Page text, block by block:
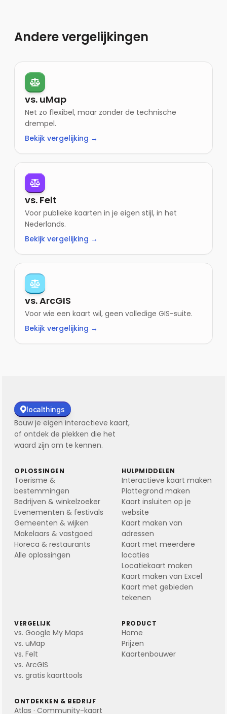
Andere vergelijkingen
vs. uMap
Net zo flexibel, maar zonder de technische
drempel.
Bekijk vergelijking →
vs. Felt
Voor publieke kaarten in je eigen stijl, in het
Nederlands.
Bekijk vergelijking →
vs. ArcGIS
Voor wie een kaart wil, geen volledige GIS-suite.
Bekijk vergelijking →
localthings
Bouw je eigen interactieve kaart,
of ontdek de plekken die het
waard zijn om te kennen.
OPLOSSINGEN
Toerisme &
bestemmingen
Bedrijven & winkelzoeker
Evenementen & festivals
Gemeenten & wijken
Makelaars & vastgoed
Horeca & restaurants
Alle oplossingen
HULPMIDDELEN
Interactieve kaart maken
Plattegrond maken
Kaart insluiten op je
website
Kaart maken van
adressen
Kaart met meerdere
locaties
Locatiekaart maken
Kaart maken van Excel
Kaart met gebieden
tekenen
VERGELIJK
vs. Google My Maps
vs. uMap
vs. Felt
vs. ArcGIS
vs. gratis kaarttools
PRODUCT
Home
Prijzen
Kaartenbouwer
ONTDEKKEN & BEDRIJF
Atlas · Community-kaart